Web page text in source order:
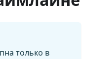
только в